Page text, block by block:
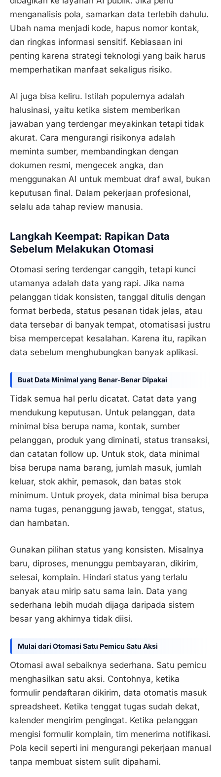
menganalisis pola, samarkan data terlebih dahulu.
Ubah nama menjadi kode, hapus nomor kontak,
dan ringkas informasi sensitif. Kebiasaan ini
penting karena strategi teknologi yang baik harus
memperhatikan manfaat sekaligus risiko.
AI juga bisa keliru. Istilah populernya adalah
halusinasi, yaitu ketika sistem memberikan
jawaban yang terdengar meyakinkan tetapi tidak
akurat. Cara mengurangi risikonya adalah
meminta sumber, membandingkan dengan
dokumen resmi, mengecek angka, dan
menggunakan AI untuk membuat draf awal, bukan
keputusan final. Dalam pekerjaan profesional,
selalu ada tahap review manusia.
Langkah Keempat: Rapikan Data
Sebelum Melakukan Otomasi
Otomasi sering terdengar canggih, tetapi kunci
utamanya adalah data yang rapi. Jika nama
pelanggan tidak konsisten, tanggal ditulis dengan
format berbeda, status pesanan tidak jelas, atau
data tersebar di banyak tempat, otomatisasi justru
bisa mempercepat kesalahan. Karena itu, rapikan
data sebelum menghubungkan banyak aplikasi.
Buat Data Minimal yang Benar-Benar Dipakai
Tidak semua hal perlu dicatat. Catat data yang
mendukung keputusan. Untuk pelanggan, data
minimal bisa berupa nama, kontak, sumber
pelanggan, produk yang diminati, status transaksi,
dan catatan follow up. Untuk stok, data minimal
bisa berupa nama barang, jumlah masuk, jumlah
keluar, stok akhir, pemasok, dan batas stok
minimum. Untuk proyek, data minimal bisa berupa
nama tugas, penanggung jawab, tenggat, status,
dan hambatan.
Gunakan pilihan status yang konsisten. Misalnya
baru, diproses, menunggu pembayaran, dikirim,
selesai, komplain. Hindari status yang terlalu
banyak atau mirip satu sama lain. Data yang
sederhana lebih mudah dijaga daripada sistem
besar yang akhirnya tidak diisi.
Mulai dari Otomasi Satu Pemicu Satu Aksi
Otomasi awal sebaiknya sederhana. Satu pemicu
menghasilkan satu aksi. Contohnya, ketika
formulir pendaftaran dikirim, data otomatis masuk
spreadsheet. Ketika tenggat tugas sudah dekat,
kalender mengirim pengingat. Ketika pelanggan
mengisi formulir komplain, tim menerima notifikasi.
Pola kecil seperti ini mengurangi pekerjaan manual
tanpa membuat sistem sulit dipahami.